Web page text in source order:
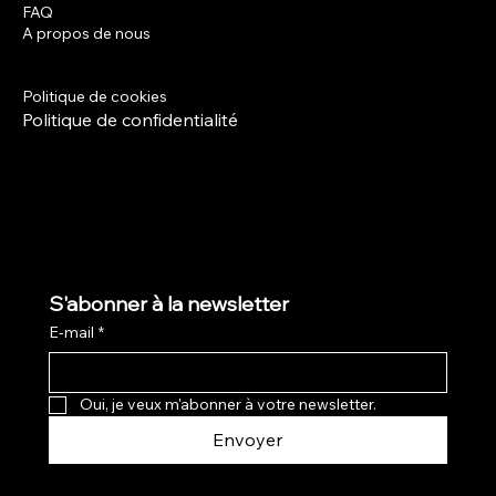
FAQ
A propos de nous
Politique de cookies
Politique de confidentialité
S'abonner à la newsletter
E-mail *
Oui, je veux m'abonner à votre newsletter.
Envoyer